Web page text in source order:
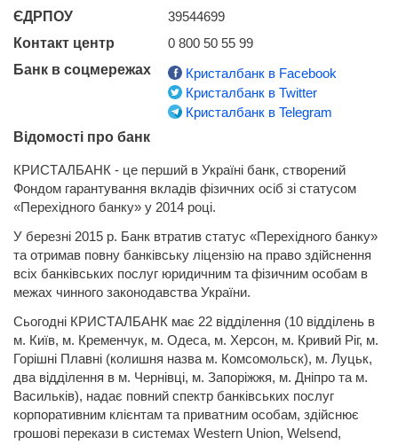
ЄДРПОУ
39544699
Контакт центр
0 800 50 55 99
Банк в соцмережах
Кристалбанк в Facebook
Кристалбанк в Twitter
Кристалбанк в Telegram
Відомості про банк
КРИСТАЛБАНК - це перший в Україні банк, створений
Фондом гарантування вкладів фізичних осіб зі статусом
«Перехідного банку» у 2014 році.
У березні 2015 р. Банк втратив статус «Перехідного банку»
та отримав повну банківську ліцензію на право здійснення
всіх банківських послуг юридичним та фізичним особам в
межах чинного законодавства України.
Сьогодні КРИСТАЛБАНК має 22 відділення (10 відділень в
м. Київ, м. Кременчук, м. Одеса, м. Херсон, м. Кривий Ріг, м.
Горішні Плавні (колишня назва м. Комсомольск), м. Луцьк,
два відділення в м. Чернівці, м. Запоріжжя, м. Дніпро та м.
Васильків), надає повний спектр банківських послуг
корпоративним клієнтам та приватним особам, здійснює
грошові перекази в системах Western Union, Welsend,